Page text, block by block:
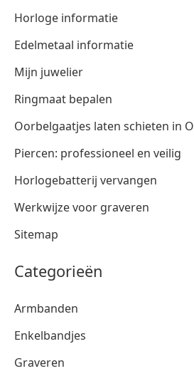
Horloge informatie
Edelmetaal informatie
Mijn juwelier
Ringmaat bepalen
Oorbelgaatjes laten schieten in
Piercen: professioneel en veilig
Horlogebatterij vervangen
Werkwijze voor graveren
Sitemap
Categorieën
Armbanden
Enkelbandjes
Graveren